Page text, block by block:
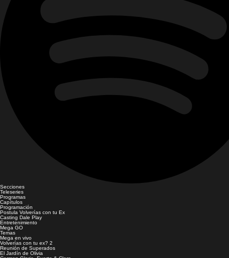
Secciones
Teleseries
Programas
Capítulos
Programación
Postula Volverías con tu Ex
Casting Dale Play
Entretenimiento
Mega GO
Temas
Mega en vivo
Volverías con tu ex? 2
Reunión de Superados
El Jardín de Olivia